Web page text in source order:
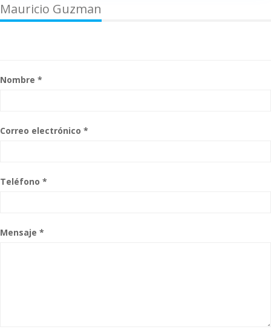
Mauricio Guzman
Nombre *
Correo electrónico *
Teléfono *
Mensaje *